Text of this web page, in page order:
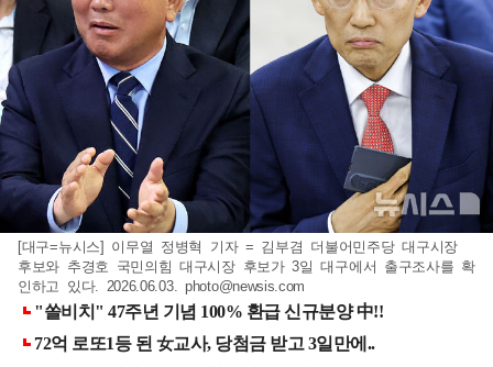
[대구=뉴시스] 이무열 정병혁 기자 = 김부겸 더불어민주당 대구시장
후보와 추경호 국민의힘 대구시장 후보가 3일 대구에서 출구조사를 확
인하고 있다. 2026.06.03. photo@newsis.com